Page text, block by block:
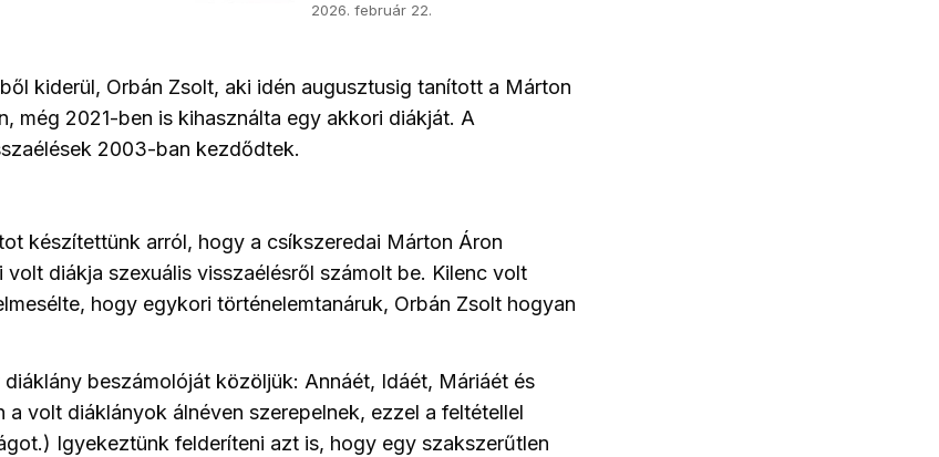
2026. február 22.
kiderül, Orbán Zsolt, aki idén augusztusig tanított a Márton
még 2021-ben is kihasználta egy akkori diákját. A
2003-ban kezdődtek.
készítettünk arról, hogy a csíkszeredai Márton Áron
volt diákja szexuális visszaélésről számolt be. Kilenc volt
hogy egykori történelemtanáruk, Orbán Zsolt hogyan
beszámolóját közöljük: Annáét, Idáét, Máriáét és
a volt diáklányok álnéven szerepelnek, ezzel a feltétellel
Igyekeztünk felderíteni azt is, hogy egy szakszerűtlen